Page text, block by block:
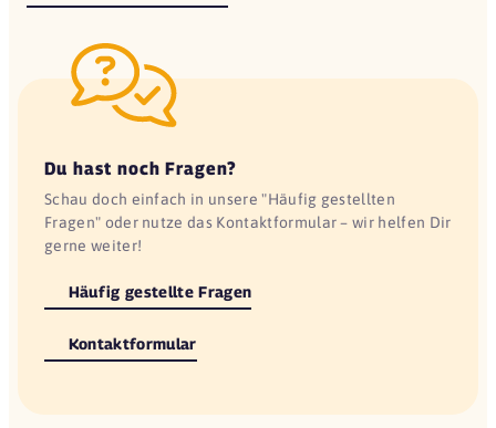
Du hast noch Fragen?
Schau doch einfach in unsere "Häufig gestellten
Fragen" oder nutze das Kontaktformular – wir helfen Dir
gerne weiter!
Häufig gestellte Fragen
Kontaktformular